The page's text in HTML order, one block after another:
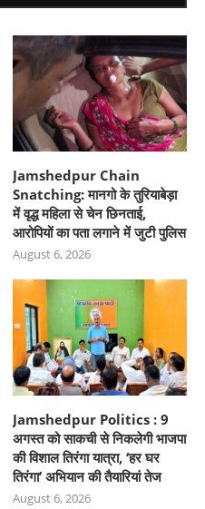
Jamshedpur Chain
Snatching: मानगो के तुरियाबेड़ा
में वृद्ध महिला से चेन छिनताई,
आरोपियों का पता लगाने में जुटी पुलिस
August 6, 2026
Jamshedpur Politics : 9
अगस्त को साकची से निकलेगी भाजपा
की विशाल तिरंगा यात्रा, ‘हर घर
तिरंगा’ अभियान की तैयारियां तेज
August 6, 2026